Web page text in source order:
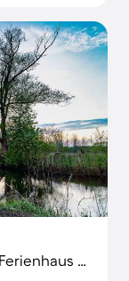
Familienfreundliches charmantes Ferienhaus mit Garten, Terrasse und Grill | Haustiere erlaubt